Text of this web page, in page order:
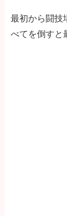
最初から闘技
べてを倒すと